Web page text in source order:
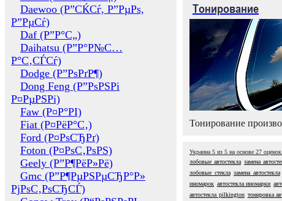
Daewoo (Р”СЌСѓ, Р”РµРѕ,
Р”РµСѓ)
Daf (Р”Р°С„)
Daihatsu (Р”Р°Р№С…
Р°С‚СЃСѓ)
Dodge (Р”РѕРґР¶)
Dong Feng (Р”РѕРЅРі
Р¤РµРЅРі)
Faw (Р¤Р°РІ)
Fiat (Р¤РёР°С‚)
Ford (Р¤РѕСЂРґ)
Foton (Р¤РѕС‚РѕРЅ)
Geely (Р”Р¶РёР»Рё)
Gmc (Р”Р¶РµРЅРµСЂР°Р»
РјРѕС‚РѕСЂСЃ)
Тонирование
Тонирование
Украина 5 из 5 на основе 27 оценок.
лобовые автостекла замена
лобовые стекла замена автостекла
иномарок автостекла иномарки
автостекла pilkington тонировка